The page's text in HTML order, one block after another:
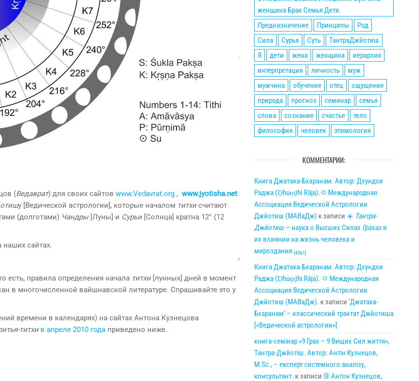
(Ведаврат) для своих сайтов www.Vedavrat.org , www.jyotisha.net
у [Ведической астрологии], которые началом титхисчитают
(долготами) Чандры[Луны] и Сурьи[Солнца] кратна 12° (12
сайтах.
‘
есть, правила определения начала титхи[лунных] дней в момент
в многочисленной вайшнавской литературе. Спрашивайте это у
времени в календарях) на сайтах Антона Кузнецова
титхи в апреле 2010 года приведено ниже.
женщина Брак Семья Дети.
Предназначение
Принципы
Род
Сила
Сурья Суть
ТантраДжйотиш
Я
дети жена женщина
иерархия
интерпретация
личность
муж
мужчина
обучение отец
ощущения
природа
прогноз семинар
семья
слова
сознание счастье
тело
философия
человек этимология
КОММЕНТАРИИ:
Книга Джатака-Бхаранам. Автор: Дхундхи
Раджа (Ḍhuṇḍhi Rāja).🌣 Международная
Ассоциация Ведической Астрологии
Джйотиш (МАВаДж) к записи ☀ Тантра-
Джйотиш— наука о Высших Силах Грахахи
их влиянии на жизнь человека и
мироздания {4561}
Книга Джатака-Бхаранам. Автор: Дхундхи
Раджа (Ḍhuṇḍhi Rāja). 🌣 Международная
Ассоциация Ведической Астрологии
Джйотиш (МАВаДж). к записи ‘Джатака-
Бхаранам’ – классический трактат Джйотиша
[«Ведической астрологии»]
книга-семінар «9 Грах – 9 Вищих Сил життя»,
Тантра-Джйотіш. Автор: Антін Кузнецов,
M.Sc., – експерт системного аналізу,
консультант. к записи ➈ Антон Кузнецов,